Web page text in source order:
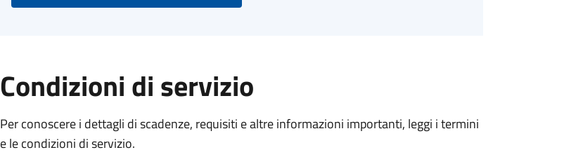
Condizioni di servizio
Per conoscere i dettagli di scadenze, requisiti e altre informazioni importanti, leggi i termini
e le condizioni di servizio.